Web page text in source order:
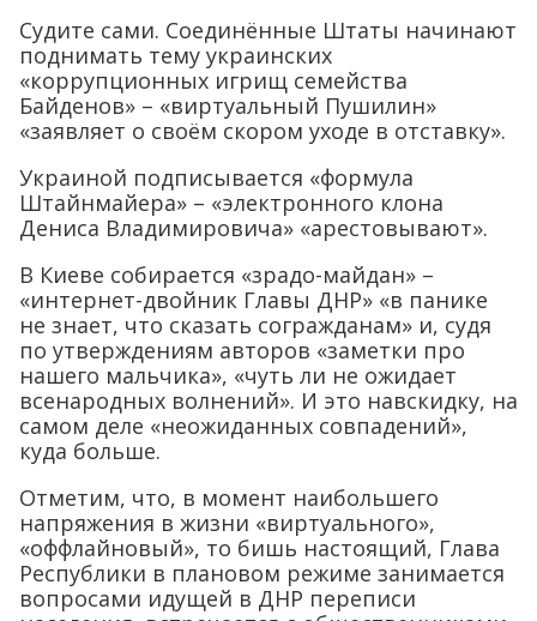
Судите сами. Соединённые Штаты начинают
поднимать тему украинских
«коррупционных игрищ семейства
Байденов» – «виртуальный Пушилин»
«заявляет о своём скором уходе в отставку».
Украиной подписывается «формула
Штайнмайера» – «электронного клона
Дениса Владимировича» «арестовывают».
В Киеве собирается «зрадо-майдан» –
«интернет-двойник Главы ДНР» «в панике
не знает, что сказать согражданам» и, судя
по утверждениям авторов «заметки про
нашего мальчика», «чуть ли не ожидает
всенародных волнений». И это навскидку, на
самом деле «неожиданных совпадений»,
куда больше.
Отметим, что, в момент наибольшего
напряжения в жизни «виртуального»,
«оффлайновый», то бишь настоящий, Глава
Республики в плановом режиме занимается
вопросами идущей в ДНР переписи